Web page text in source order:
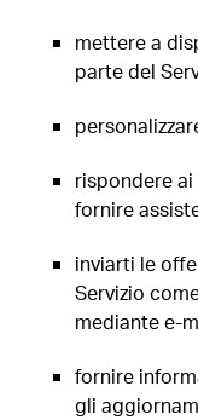
mettere a
parte del
rispondere
fornire
inviarti le
Servizio
mediante e-
fornire
gli